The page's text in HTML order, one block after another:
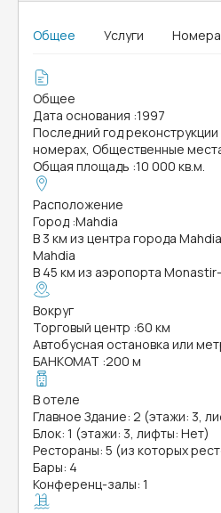
Общее Услуги Номера
Общее
Дата основания :1997
Последний год реконструкции
номерах, Общественные
Общая площадь :10 000 кв.м.
Расположение
Город :Mahdia
В 3 км из центра города
Mahdia
В 45 км из аэропорта
Вокруг
Торговый центр :60 км
Автобусная остановка или
БАНКОМАТ :200 м
В отеле
Главное Здание: 2 (этажи: 3,
Блок: 1 (этажи: 3, лифты: Нет)
Рестораны: 5 (из которых
Бары: 4
Конференц-залы: 1